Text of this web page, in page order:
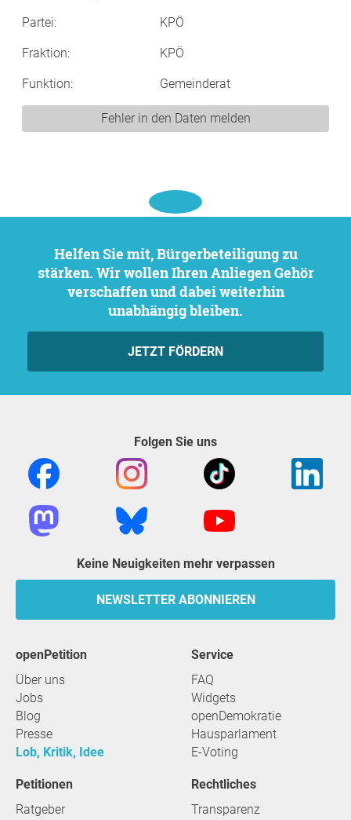
Partei: KPÖ
Fraktion: KPÖ
Funktion: Gemeinderat
Fehler in den Daten melden
Helfen Sie mit, Bürgerbeteiligung zu
stärken. Wir wollen Ihren Anliegen Gehör
verschaffen und dabei weiterhin
unabhängig bleiben.
JETZT FÖRDERN
Folgen Sie uns
Keine Neuigkeiten mehr verpassen
NEWSLETTER ABONNIEREN
openPetition
Über uns
Jobs
Blog
Presse
Lob, Kritik, Idee
Service
FAQ
Widgets
openDemokratie
Hausparlament
E-Voting
Petitionen
Ratgeber
Rechtliches
Transparenz